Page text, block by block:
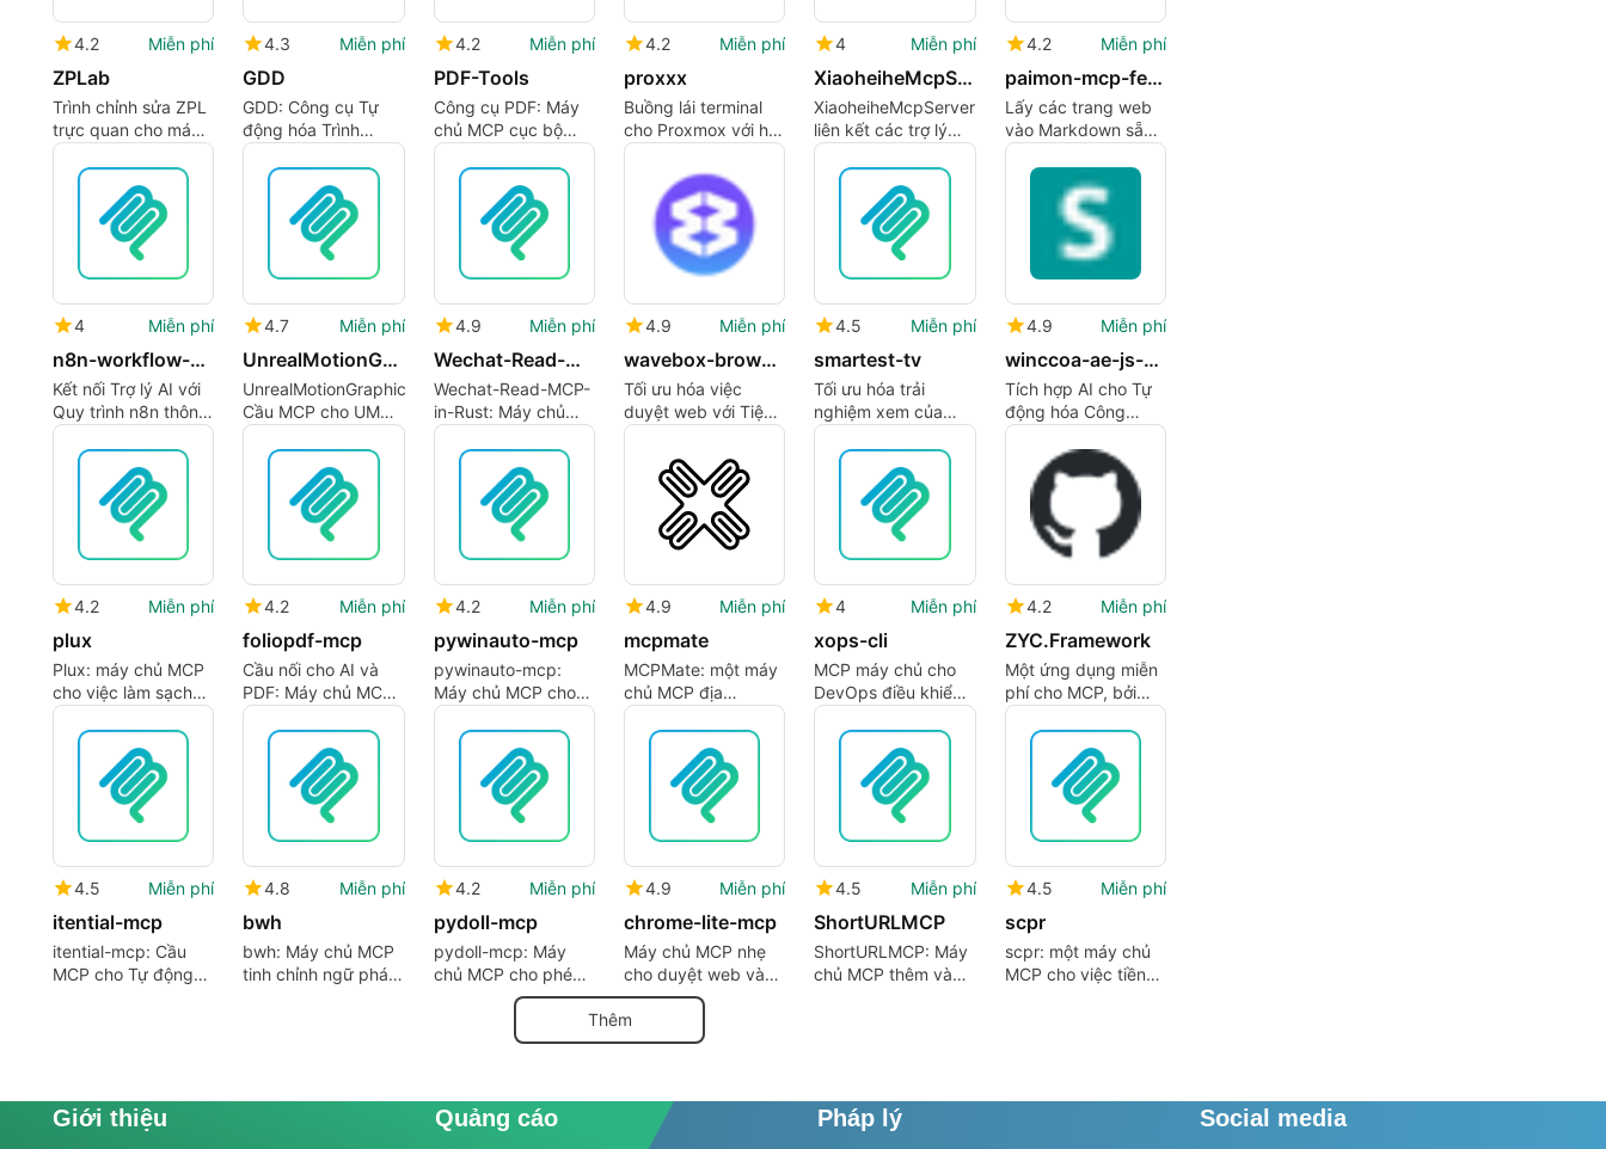
4.2 Miễn phí
ZPLab
Trình chỉnh sửa ZPL
trực quan cho máy
in Zebra
4.3 Miễn phí
GDD
GDD: Công cụ Tự
động hóa Trình
duyệt AI Nâng cao
4.2 Miễn phí
PDF-Tools
Công cụ PDF: Máy
chủ MCP cục bộ
cho quy trình làm
việc PDF dựa trên AI
4.2 Miễn phí
proxxx
Buồng lái terminal
cho Proxmox với hỗ
trợ AI và GitOps
4 Miễn phí
XiaoheiheMcpServer
XiaoheiheMcpServer
liên kết các trợ lý
MCP với nền tảng
Xiaoheihe
4.2 Miễn phí
paimon-mcp-fetch
Lấy các trang web
vào Markdown sẵn
sàng cho AI cho
LLMs
4 Miễn phí
n8n-workflow-mcp
Kết nối Trợ lý AI với
Quy trình n8n thông
qua Máy chủ MCP
4.7 Miễn phí
UnrealMotionGraphicsMCP
UnrealMotionGraphicsMCP:
Cầu MCP cho UMG
và công việc UI điều
khiển bởi AI
4.9 Miễn phí
Wechat-Read-MCP-in-Rust
Wechat-Read-MCP-
in-Rust: Máy chủ
MCP Rust cho việc
tiếp nhận bài viết
4.9 Miễn phí
wavebox-browser-control-mcp
Tối ưu hóa việc
duyệt web với Tiện
ích Mở rộng Điều
khiển Wavebox
4.5 Miễn phí
smartest-tv
Tối ưu hóa trải
nghiệm xem của
bạn với smartest-tv
4.9 Miễn phí
winccoa-ae-js-mcpserver
Tích hợp AI cho Tự
động hóa Công
nghiệp
4.2 Miễn phí
plux
Plux: máy chủ MCP
cho việc làm sạch
văn bản và hiệu quả
ngữ cảnh
4.2 Miễn phí
foliopdf-mcp
Cầu nối cho AI và
PDF: Máy chủ MCP
cho các phản hồi
dựa trên tài liệu
4.2 Miễn phí
pywinauto-mcp
pywinauto-mcp:
Máy chủ MCP cho
điều khiển GUI
Windows dựa trên
4.9 Miễn phí
mcpmate
MCPMate: một máy
chủ MCP địa
phương để tối ưu
hóa ngữ cảnh văn
4 Miễn phí
xops-cli
MCP máy chủ cho
DevOps điều khiển
bởi AI và kiểm soát
tài nguyên đám mây
4.2 Miễn phí
ZYC.Framework
Một ứng dụng miễn
phí cho MCP, bởi
ZiYuCai1984.
4.5 Miễn phí
itential-mcp
itential-mcp: Cầu
MCP cho Tự động
4.8 Miễn phí
bwh
bwh: Máy chủ MCP
tinh chỉnh ngữ pháp,
4.2 Miễn phí
pydoll-mcp
pydoll-mcp: Máy
chủ MCP cho phép
điều khiển trình
4.9 Miễn phí
chrome-lite-mcp
Máy chủ MCP nhẹ
cho duyệt web và
tự động hóa dựa
trên mô hình
4.5 Miễn phí
ShortURLMCP
ShortURLMCP: Máy
chủ MCP thêm vào
4.5 Miễn phí
scpr
scpr: một máy chủ
MCP cho việc tiền
Thêm
Giới thiệu Quảng cáo Pháp lý Social media